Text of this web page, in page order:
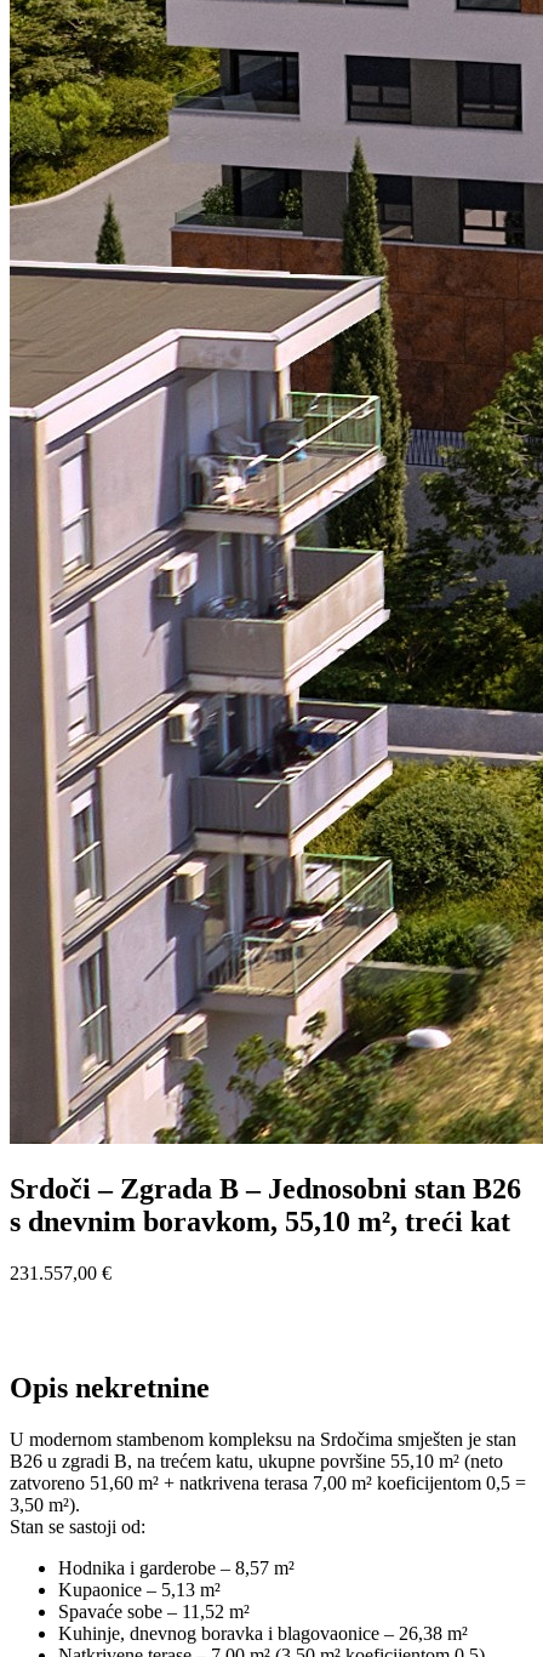
Srdoči – Zgrada B – Jednosobni stan B26
s dnevnim boravkom, 55,10 m², treći kat
231.557,00 €
Opis nekretnine
U modernom stambenom kompleksu na Srdočima smješten je stan
B26 u zgradi B, na trećem katu, ukupne površine 55,10 m² (neto
zatvoreno 51,60 m² + natkrivena terasa 7,00 m² koeficijentom 0,5 =
3,50 m²).
Stan se sastoji od:
Hodnika i garderobe – 8,57 m²
Kupaonice – 5,13 m²
Spavaće sobe – 11,52 m²
Kuhinje, dnevnog boravka i blagovaonice – 26,38 m²